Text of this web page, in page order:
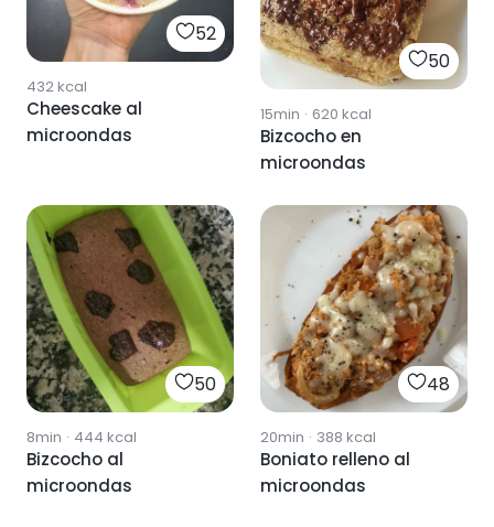
52
432kcal
Cheescake al
microondas
50
15min · 620 kcal
Bizcocho en
microondas
50
8min · 444 kcal
Bizcocho al
microondas
48
20min · 388 kcal
Boniato relleno al
microondas